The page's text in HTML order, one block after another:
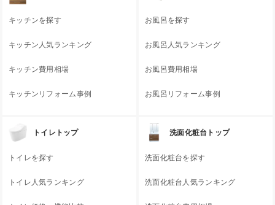
キッチンを探す
キッチン人気ランキング
キッチン費用相場
キッチンリフォーム事例
お風呂を探す
お風呂人気ランキング
お風呂費用相場
お風呂リフォーム事例
トイレトップ
トイレを探す
トイレ人気ランキング
洗面化粧台トップ
洗面化粧台を探す
洗面化粧台人気ランキング